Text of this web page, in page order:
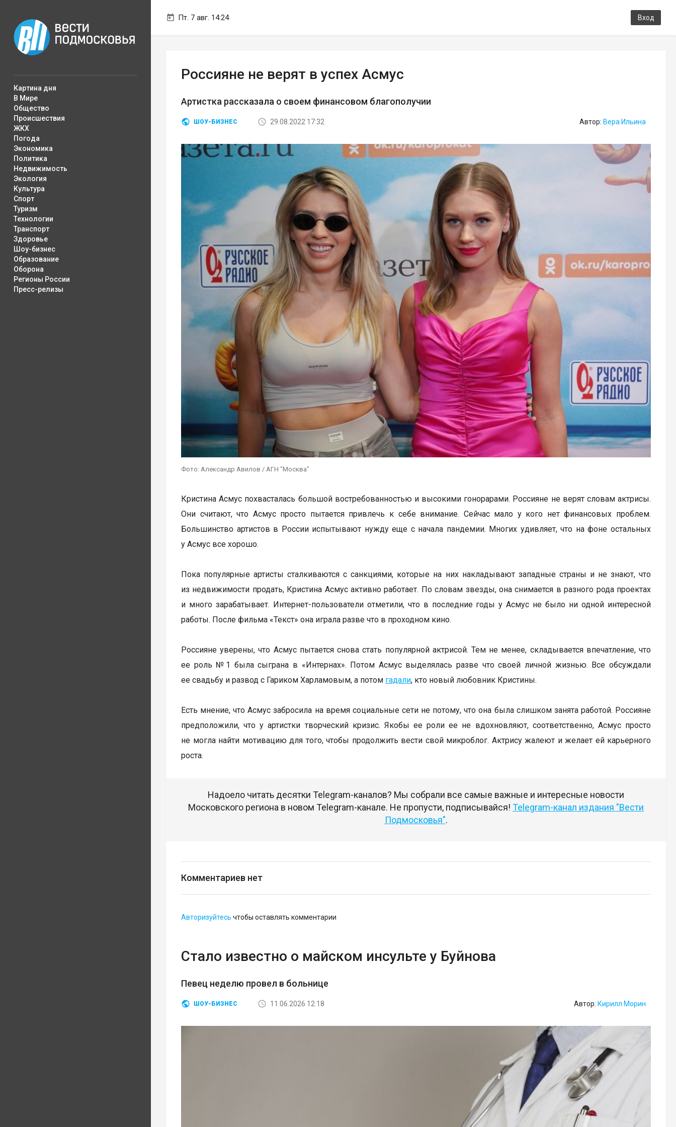
Пт. 7 авг. 14:24 Вход
Картина дня
В Мире
Общество
Происшествия
ЖКХ
Погода
Экономика
Политика
Недвижимость
Экология
Культура
Спорт
Туризм
Технологии
Транспорт
Здоровье
Шоу-бизнес
Образование
Оборона
Регионы России
Пресс-релизы
Россияне не верят в успех Асмус
Артистка рассказала о своем финансовом благополучии
ШОУ-БИЗНЕС 29.08.2022 17:32 Автор: Вера Ильина
Фото: Александр Авилов / АГН "Москва"
Кристина Асмус похвасталась большой востребованностью и высокими гонорарами. Россияне не верят словам актрисы.
Они считают, что Асмус просто пытается привлечь к себе внимание. Сейчас мало у кого нет финансовых проблем.
Большинство артистов в России испытывают нужду еще с начала пандемии. Многих удивляет, что на фоне остальных
у Асмус все хорошо.
Пока популярные артисты сталкиваются с санкциями, которые на них накладывают западные страны и не знают, что
из недвижимости продать, Кристина Асмус активно работает. По словам звезды, она снимается в разного рода проектах
и много зарабатывает. Интернет-пользователи отметили, что в последние годы у Асмус не было ни одной интересной
работы. После фильма «Текст» она играла разве что в проходном кино.
Россияне уверены, что Асмус пытается снова стать популярной актрисой. Тем не менее, складывается впечатление, что
ее роль №1 была сыграна в «Интернах». Потом Асмус выделялась разве что своей личной жизнью. Все обсуждали
ее свадьбу и развод с Гариком Харламовым, а потом гадали, кто новый любовник Кристины.
Есть мнение, что Асмус забросила на время социальные сети не потому, что она была слишком занята работой. Россияне
предположили, что у артистки творческий кризис. Якобы ее роли ее не вдохновляют, соответственно, Асмус просто
не могла найти мотивацию для того, чтобы продолжить вести свой микроблог. Актрису жалеют и желает ей карьерного
роста.
Надоело читать десятки Telegram-каналов? Мы собрали все самые важные и интересные новости
Московского региона в новом Telegram-канале. Не пропусти, подписывайся! Telegram-канал издания "Вести
Подмосковья".
Комментариев нет
Авторизуйтесь чтобы оставлять комментарии
Стало известно о майском инсульте у Буйнова
Певец неделю провел в больнице
ШОУ-БИЗНЕС 11.06.2026 12:18 Автор: Кирилл Морин